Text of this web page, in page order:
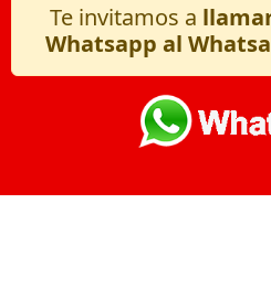
Te invitamos a
Whatsapp al